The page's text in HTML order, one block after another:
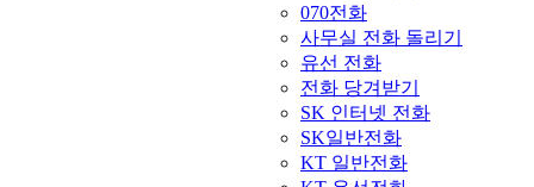
070전화
사무실 전화 돌리기
유선 전화
전화 당겨받기
SK 인터넷 전화
SK일반전화
KT 일반전화